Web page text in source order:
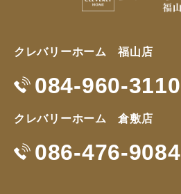
クレバリーホーム 福山店
084-960-3110
クレバリーホーム 倉敷店
086-476-9084